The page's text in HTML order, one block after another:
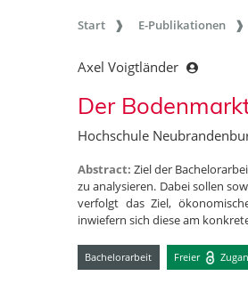
Start E-Publikationen
Axel Voigtländer
Der
Hochschule
Abstract: Ziel der
zu analysieren. Dabei sollen
verfolgt das Ziel,
inwiefern sich diese am
Bachelorarbeit Freier